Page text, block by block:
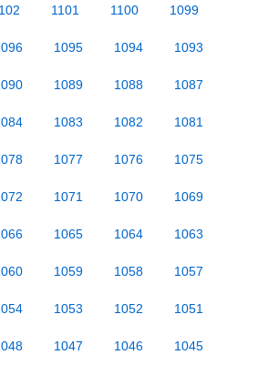
1101 1100 1099
1095 1094 1093
1089 1088 1087
1083 1082 1081
1077 1076 1075
1071 1070 1069
1065 1064 1063
1059 1058 1057
1053 1052 1051
1047 1046 1045